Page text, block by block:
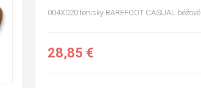
004X020 tenisky BAREFOOT CASUAL béžové
28,85 €